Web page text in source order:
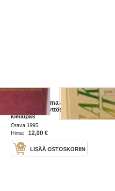
Saksalais-suomalais-saksalainen
yleiskielen käyttösanakirja ja
kieliopas
Otava 1995
Hinta:
12,00 €
LISÄÄ OSTOSKORIIN